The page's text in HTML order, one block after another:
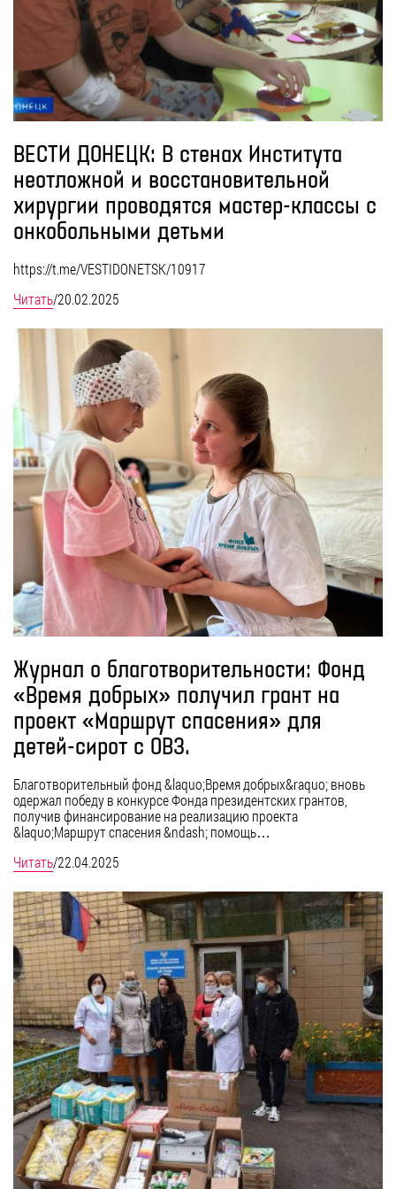
ВЕСТИ ДОНЕЦК: В стенах Института
неотложной и восстановительной
хирургии проводятся мастер-классы с
онкобольными детьми
https://t.me/VESTIDONETSK/10917
Читать/20.02.2025
Журнал о благотворительности: Фонд
«Время добрых» получил грант на
проект «Маршрут спасения» для
детей-сирот с ОВЗ.
Благотворительный фонд &laquo;Время добрых&raquo; вновь
одержал победу в конкурсе Фонда президентских грантов,
получив финансирование на реализацию проекта
&laquo;Маршрут спасения &ndash; помощь…
Читать/22.04.2025